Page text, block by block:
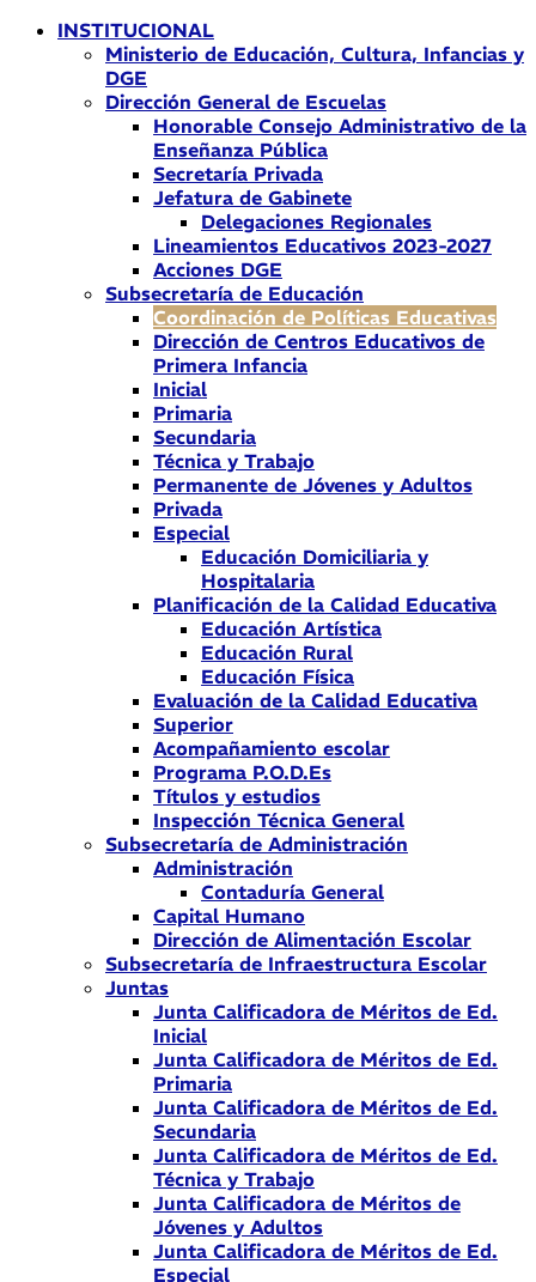
INSTITUCIONAL
Ministerio de Educación, Cultura, Infancias y
DGE
Dirección General de Escuelas
Honorable Consejo Administrativo de la
Enseñanza Pública
Secretaría Privada
Jefatura de Gabinete
Delegaciones Regionales
Lineamientos Educativos 2023-2027
Acciones DGE
Subsecretaría de Educación
Coordinación de Políticas Educativas
Dirección de Centros Educativos de
Primera Infancia
Inicial
Primaria
Secundaria
Técnica y Trabajo
Permanente de Jóvenes y Adultos
Privada
Especial
Educación Domiciliaria y
Hospitalaria
Planificación de la Calidad Educativa
Educación Artística
Educación Rural
Educación Física
Evaluación de la Calidad Educativa
Superior
Acompañamiento escolar
Programa P.O.D.Es
Títulos y estudios
Inspección Técnica General
Subsecretaría de Administración
Administración
Contaduría General
Capital Humano
Dirección de Alimentación Escolar
Subsecretaría de Infraestructura Escolar
Juntas
Junta Calificadora de Méritos de Ed.
Inicial
Junta Calificadora de Méritos de Ed.
Primaria
Junta Calificadora de Méritos de Ed.
Secundaria
Junta Calificadora de Méritos de Ed.
Técnica y Trabajo
Junta Calificadora de Méritos de
Jóvenes y Adultos
Junta Calificadora de Méritos de Ed.
Especial